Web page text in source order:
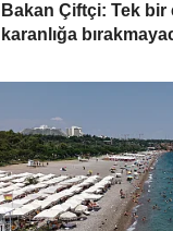
Bakan Çiftçi: Tek bir
karanlığa